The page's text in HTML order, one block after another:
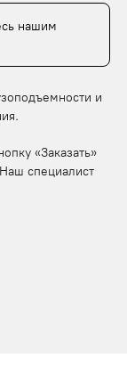
нашим
и
«Заказать»
специалист